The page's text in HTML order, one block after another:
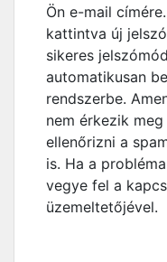
Ön e-mail
kattintva új
sikeres
automatikusan
rendszerbe.
nem érkezik
ellenőrizni a
is. Ha a
vegye fel a
üzemeltetőjével.